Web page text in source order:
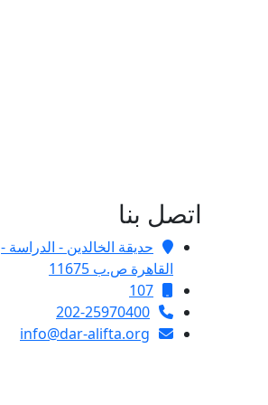
اتصل بنا
حديقة الخالدين - الدراسة -
القاهرة ص.ب 11675
107
202-25970400
info@dar-alifta.org